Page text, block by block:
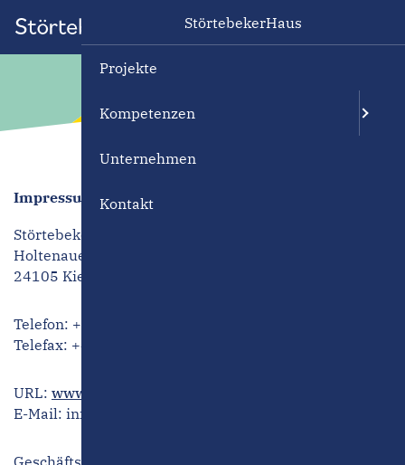
Impressum
Störtebeker Haus GmbH
Holtenauer Straße 63
24105 Kiel
Telefon: +49 (431) 239 887 – 0
Telefax: +49 (431) 239 887 – 66
URL: www.stoertebekerhaus.de
E-Mail: info@stoertebekerhaus.de
Geschäftsführer: Michael Mattner, Malte Mattner
StörtebekerHaus
Projekte
Kompetenzen
Unternehmen
Kontakt